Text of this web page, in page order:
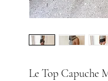
Le Top Capuche